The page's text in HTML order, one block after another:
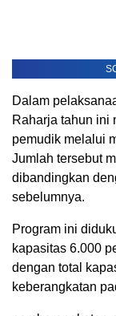
Dalam
Raharja tahun ini
pemudik melalui
Jumlah tersebut
dibandingkan
sebelumnya.
Program ini
kapasitas 6.000
dengan total
keberangkatan